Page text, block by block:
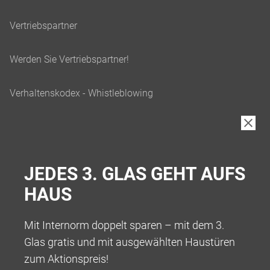
JEDES 3. GLAS GEHT AUFS
HAUS
Mit Internorm doppelt sparen – mit dem 3.
Glas gratis und mit ausgewählten Haustüren
zum Aktionspreis!